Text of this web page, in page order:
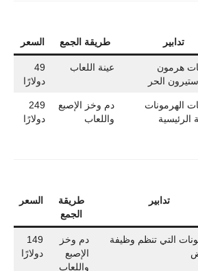
تدابير طريقة الجمع السعر
هرمون
الحر
عينة اللعاب
49
دولارًا
الهرمونات
الرئيسية
دم وخز الإصبع
واللعاب
249
دولارًا
تدابير
طريقة
الجمع
السعر
التي تنظم وظيفة
دم وخز
الإصبع
واللعاب
149
دولارًا